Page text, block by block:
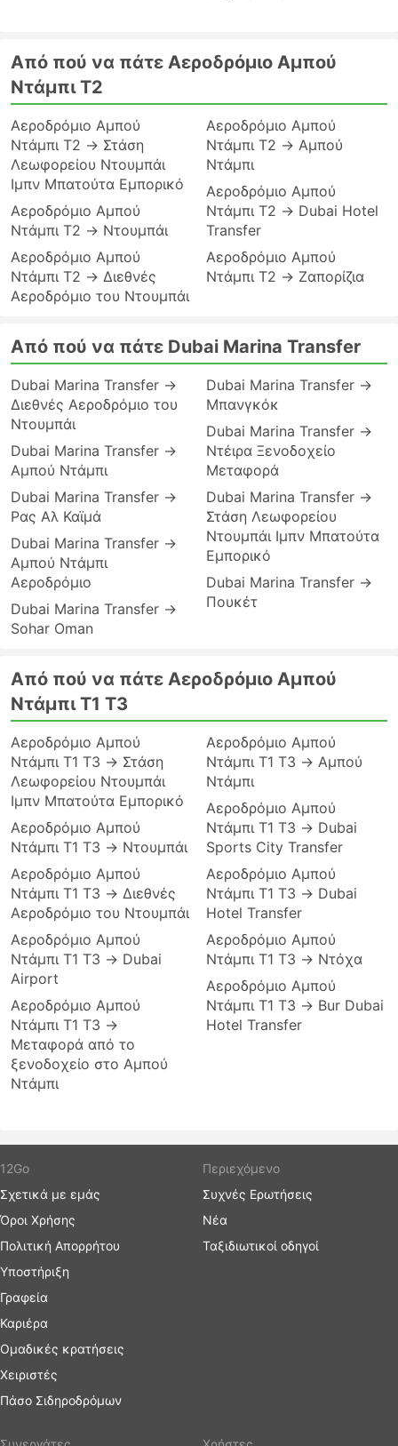
Από πού να πάτε Αεροδρόμιο Αμπού
Ντάμπι T2
Αεροδρόμιο Αμπού
Ντάμπι T2 → Στάση
Λεωφορείου Ντουμπάι
Ιμπν Μπατούτα Εμπορικό
Αεροδρόμιο Αμπού
Ντάμπι T2 → Ντουμπάι
Αεροδρόμιο Αμπού
Ντάμπι T2 → Διεθνές
Αεροδρόμιο του Ντουμπάι
Αεροδρόμιο Αμπού
Ντάμπι T2 → Αμπού
Ντάμπι
Αεροδρόμιο Αμπού
Ντάμπι T2 → Dubai Hotel
Transfer
Αεροδρόμιο Αμπού
Ντάμπι T2 → Ζαπορίζια
Από πού να πάτε Dubai Marina Transfer
Dubai Marina Transfer →
Διεθνές Αεροδρόμιο του
Ντουμπάι
Dubai Marina Transfer →
Αμπού Ντάμπι
Dubai Marina Transfer →
Ρας Αλ Καϊμά
Dubai Marina Transfer →
Αμπού Ντάμπι
Αεροδρόμιο
Dubai Marina Transfer →
Sohar Oman
Dubai Marina Transfer →
Μπανγκόκ
Dubai Marina Transfer →
Ντέιρα Ξενοδοχείο
Μεταφορά
Dubai Marina Transfer →
Στάση Λεωφορείου
Ντουμπάι Ιμπν Μπατούτα
Εμπορικό
Dubai Marina Transfer →
Πουκέτ
Από πού να πάτε Αεροδρόμιο Αμπού
Ντάμπι T1 T3
Αεροδρόμιο Αμπού
Ντάμπι T1 T3 → Στάση
Λεωφορείου Ντουμπάι
Ιμπν Μπατούτα Εμπορικό
Αεροδρόμιο Αμπού
Ντάμπι T1 T3 → Ντουμπάι
Αεροδρόμιο Αμπού
Ντάμπι T1 T3 → Διεθνές
Αεροδρόμιο του Ντουμπάι
Αεροδρόμιο Αμπού
Ντάμπι T1 T3 → Dubai
Airport
Αεροδρόμιο Αμπού
Ντάμπι T1 T3 →
Μεταφορά από το
ξενοδοχείο στο Αμπού
Ντάμπι
Αεροδρόμιο Αμπού
Ντάμπι T1 T3 → Αμπού
Ντάμπι
Αεροδρόμιο Αμπού
Ντάμπι T1 T3 → Dubai
Sports City Transfer
Αεροδρόμιο Αμπού
Ντάμπι T1 T3 → Dubai
Hotel Transfer
Αεροδρόμιο Αμπού
Ντάμπι T1 T3 → Ντόχα
Αεροδρόμιο Αμπού
Ντάμπι T1 T3 → Bur Dubai
Hotel Transfer
12Go
Σχετικά με εμάς
Όροι Χρήσης
Πολιτική Απορρήτου
Υποστήριξη
Γραφεία
Καριέρα
Ομαδικές κρατήσεις
Χειριστές
Πάσο Σιδηροδρόμων
Περιεχόμενο
Συχνές Ερωτήσεις
Νέα
Ταξιδιωτικοί οδηγοί